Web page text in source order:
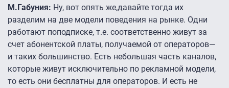
М.Габуния: Ну, вот опять же,давайте тогда их
разделим на две модели поведения на рынке. Одни
работают поподписке, т.е. соответственно живут за
счет абонентской платы, получаемой от операторов—
и таких большинство. Есть небольшая часть каналов,
которые живут исключительно по рекламной модели,
то есть они бесплатны для операторов. И есть не